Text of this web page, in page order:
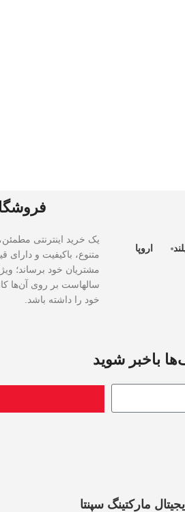
اروپا
یک خرید اینترنتی
متنوع، باکیفیت و
مشتریان خود برساند؛
سالهاست بر روی آن‌ها
خود را داشته باشد.
با‌خبر شوید
مارکتینگ سپنتا